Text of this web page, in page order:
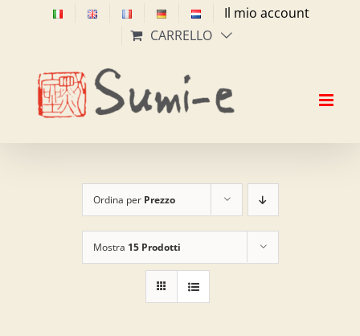
Il mio account
CARRELLO
Ordina per Prezzo
Mostra 15 Prodotti